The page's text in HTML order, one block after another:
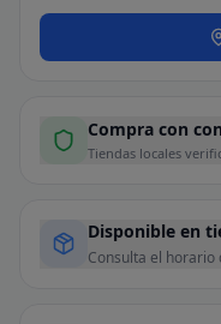
Compra con
Tiendas locales
Disponible en
Consulta el horario